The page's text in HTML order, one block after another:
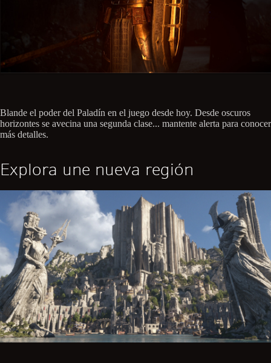
Blande el poder del Paladín en el juego desde hoy. Desde oscuros
horizontes se avecina una segunda clase... mantente alerta para conocer
más detalles.
Explora une nueva región